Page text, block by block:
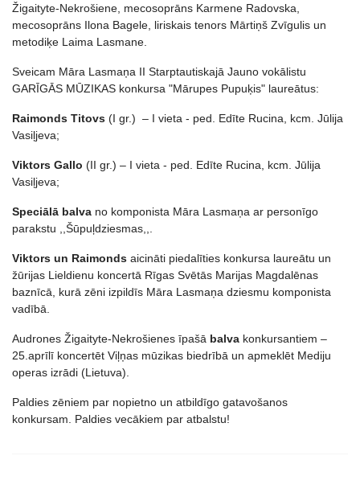
Žigaityte-Nekrošiene, mecosoprāns Karmene Radovska,
mecosoprāns Ilona Bagele, liriskais tenors Mārtiņš Zvīgulis un
metodiķe Laima Lasmane.
Sveicam Māra Lasmaņa II Starptautiskajā Jauno vokālistu
GARĪGĀS MŪZIKAS konkursa "Mārupes Pupuķis" laureātus:
Raimonds Titovs (I gr.) – I vieta - ped. Edīte Rucina, kcm. Jūlija
Vasiļjeva;
Viktors Gallo (II gr.) – I vieta - ped. Edīte Rucina, kcm. Jūlija
Vasiļjeva;
Speciālā balva no komponista Māra Lasmaņa ar personīgo
parakstu ,,Šūpuļdziesmas,,.
Viktors un Raimonds aicināti piedalīties konkursa laureātu un
žūrijas Lieldienu koncertā Rīgas Svētās Marijas Magdalēnas
baznīcā, kurā zēni izpildīs Māra Lasmaņa dziesmu komponista
vadībā.
Audrones Žigaityte-Nekrošienes īpašā balva konkursantiem –
25.aprīlī koncertēt Viļņas mūzikas biedrībā un apmeklēt Mediju
operas izrādi (Lietuva).
Paldies zēniem par nopietno un atbildīgo gatavošanos
konkursam. Paldies vecākiem par atbalstu!